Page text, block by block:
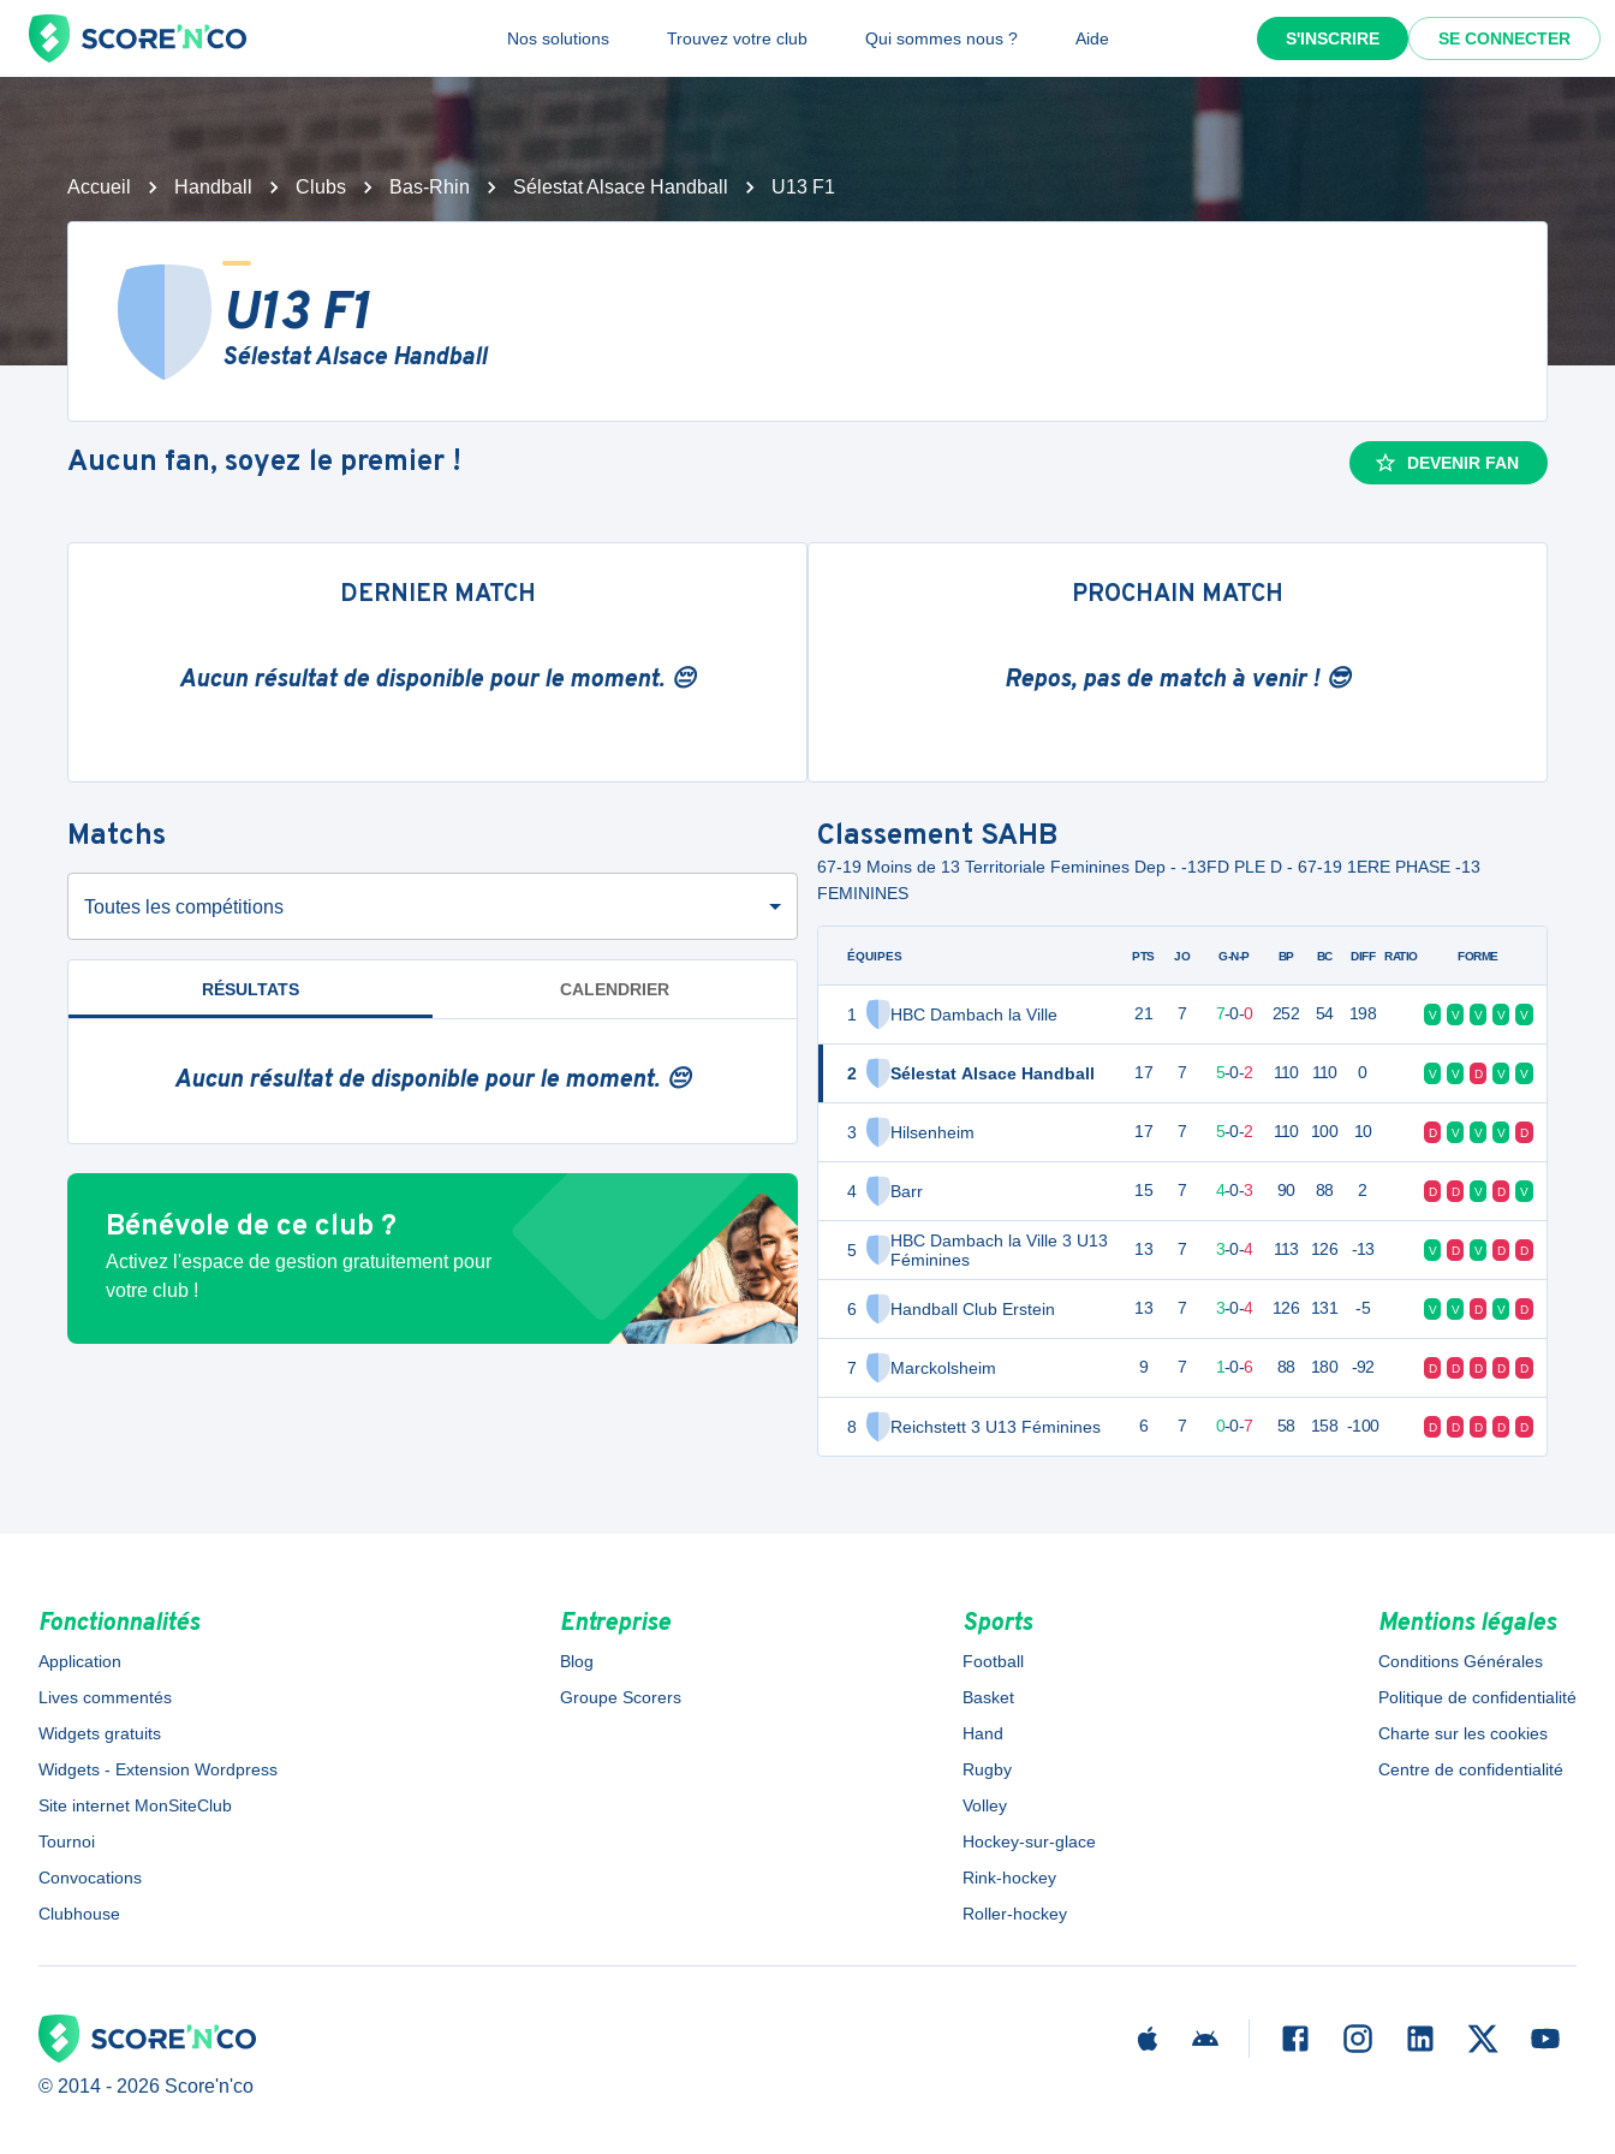
Nos solutions Trouvez votre club Qui sommes nous ? Aide S'INSCRIRE SE CONNECTER
Accueil Handball Clubs Bas-Rhin Sélestat Alsace Handball U13 F1
U13 F1
Sélestat Alsace Handball
Aucun fan, soyez le premier ! DEVENIR FAN
DERNIER MATCH
Aucun résultat de disponible pour le moment. 😔
PROCHAIN MATCH
Repos, pas de match à venir ! 😎
Matchs
Toutes les compétitions
RÉSULTATS CALENDRIER
Aucun résultat de disponible pour le moment. 😔
Bénévole de ce club ?
Activez l'espace de gestion gratuitement pour
votre club !
Classement SAHB
67-19 Moins de 13 Territoriale Feminines Dep - -13FD PLE D - 67-19 1ERE PHASE -13
FEMININES
ÉQUIPES
1 HBC Dambach la Ville
2 Sélestat Alsace Handball
3 Hilsenheim
4 Barr
5
HBC Dambach la Ville 3 U13
Féminines
6 Handball Club Erstein
7 Marckolsheim
8 Reichstett 3 U13 Féminines
PTS JO G-N-P BP BC DIFF RATIO FORME
21 7 7-0-0 252 54 198 V V V V V
17 7 5-0-2 110 110 0 V V D V V
17 7 5-0-2 110 100 10 D V V V D
15 7 4-0-3 90 88 2 D D V D V
13 7 3-0-4 113 126 -13 V D V D D
13 7 3-0-4 126 131 -5 V V D V D
9 7 1-0-6 88 180 -92 D D D D D
6 7 0-0-7 58 158 -100 D D D D D
Fonctionnalités
Application
Lives commentés
Widgets gratuits
Widgets - Extension Wordpress
Site internet MonSiteClub
Tournoi
Convocations
Clubhouse
Entreprise
Blog
Groupe Scorers
Sports
Football
Basket
Hand
Rugby
Volley
Hockey-sur-glace
Rink-hockey
Roller-hockey
Mentions légales
Conditions Générales
Politique de confidentialité
Charte sur les cookies
Centre de confidentialité
© 2014 - 2026 Score'n'co